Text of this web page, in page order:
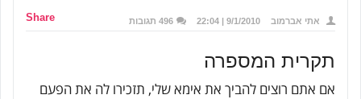
Share אתי אברמוב 9/1/2010 | 22:04 496 תגובות
תקרית המספרה
אם אתם רוצים להביך את אימא שלי, תזכירו לה את הפעם